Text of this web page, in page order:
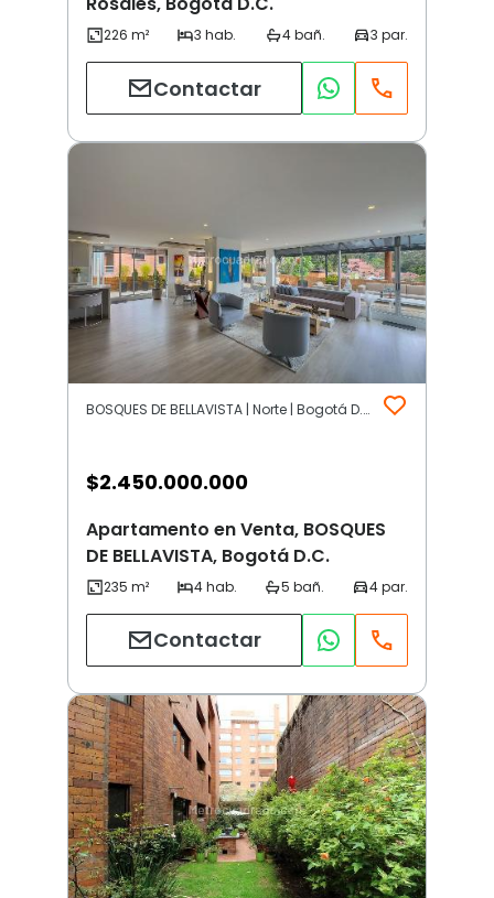
Contactar
BOSQUES DE BELLAVISTA | Norte | Bogotá D.C.
$2.450.000.000
Apartamento en Venta, BOSQUES
DE BELLAVISTA, Bogotá D.C.
Contactar